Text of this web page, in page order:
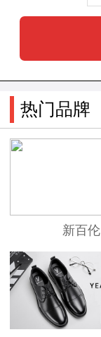
来, HK BAI
港佰诗奴国
音符,精致化
闲之中,以自然
风尚,佰诗奴
热门品牌
新百伦